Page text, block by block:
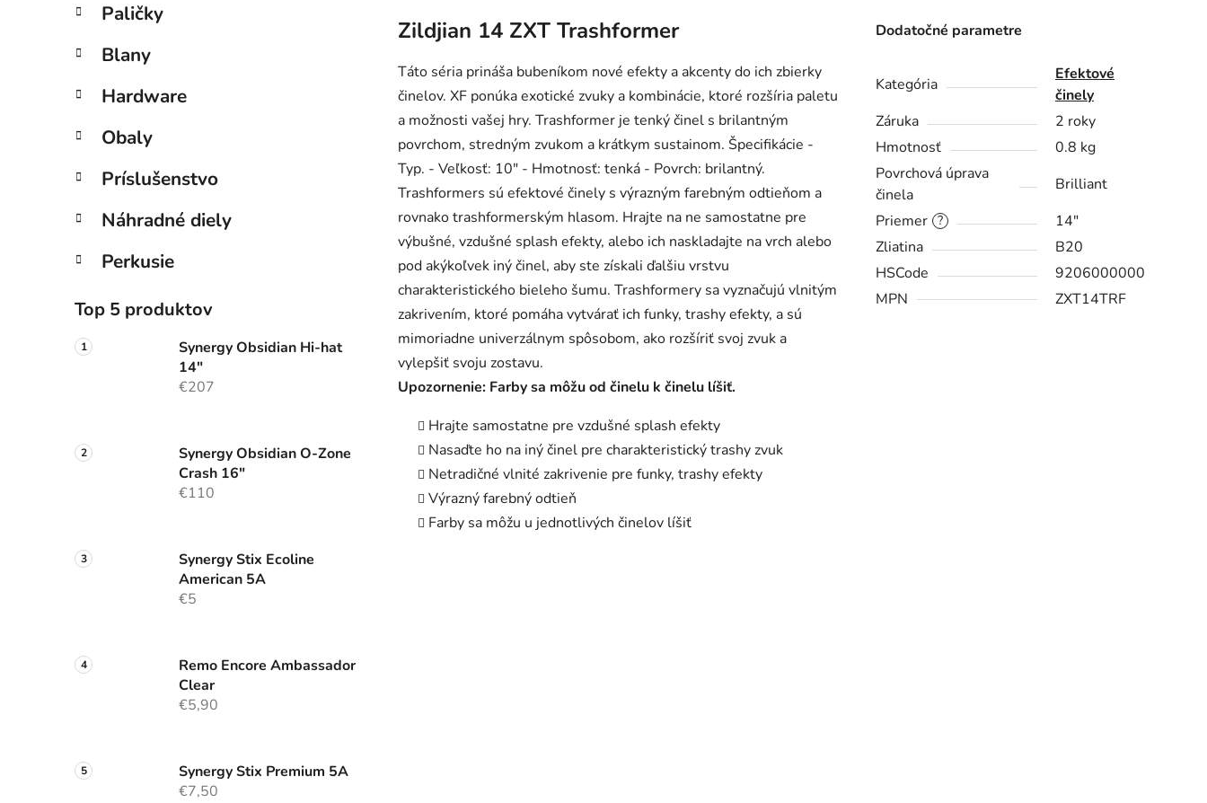
Paličky
Blany
Hardware
Obaly
Príslušenstvo
Náhradné diely
Perkusie
Top 5 produktov
Synergy Obsidian Hi-hat
14"
€207
Synergy Obsidian O-Zone
Crash 16"
€110
Synergy Stix Ecoline
American 5A
€5
Remo Encore Ambassador
Clear
€5,90
Synergy Stix Premium 5A
€7,50
Zildjian 14 ZXT Trashformer
Táto séria prináša bubeníkom nové efekty a akcenty do ich zbierky
činelov. XF ponúka exotické zvuky a kombinácie, ktoré rozšíria paletu
a možnosti vašej hry. Trashformer je tenký činel s brilantným
povrchom, stredným zvukom a krátkym sustainom. Špecifikácie -
Typ. - Veľkosť: 10" - Hmotnosť: tenká - Povrch: brilantný.
Trashformers sú efektové činely s výrazným farebným odtieňom a
rovnako trashformerským hlasom. Hrajte na ne samostatne pre
výbušné, vzdušné splash efekty, alebo ich naskladajte na vrch alebo
pod akýkoľvek iný činel, aby ste získali ďalšiu vrstvu
charakteristického bieleho šumu. Trashformery sa vyznačujú vlnitým
zakrivením, ktoré pomáha vytvárať ich funky, trashy efekty, a sú
mimoriadne univerzálnym spôsobom, ako rozšíriť svoj zvuk a
vylepšiť svoju zostavu.
Upozornenie: Farby sa môžu od činelu k činelu líšiť.
Hrajte samostatne pre vzdušné splash efekty
Nasaďte ho na iný činel pre charakteristický trashy zvuk
Netradičné vlnité zakrivenie pre funky, trashy efekty
Výrazný farebný odtieň
Farby sa môžu u jednotlivých činelov líšiť
Dodatočné parametre
Kategória
Efektové
činely
Záruka
2 roky
Hmotnosť
0.8 kg
Povrchová úprava
činela
Brilliant
?
Priemer
14"
Zliatina
B20
HSCode
9206000000
MPN
ZXT14TRF